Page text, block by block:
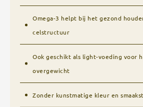
Omega-3 helpt bij het gezond
celstructuur
Ook geschikt als light-voeding voor
overgewicht
Zonder kunstmatige kleur en